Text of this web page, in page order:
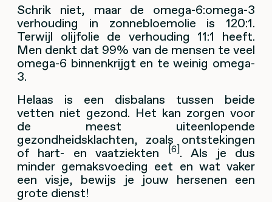
Schrik niet, maar de omega-6:omega-3
verhouding in zonnebloemolie is 120:1.
Terwijl olijfolie de verhouding 11:1 heeft.
Men denkt dat 99% van de mensen te veel
omega-6 binnenkrijgt en te weinig omega-
3.
Helaas is een disbalans tussen beide
vetten niet gezond. Het kan zorgen voor
de meest uiteenlopende
gezondheidsklachten, zoals ontstekingen
of hart- en vaatziekten [6]. Als je dus
minder gemaksvoeding eet en wat vaker
een visje, bewijs je jouw hersenen een
grote dienst!